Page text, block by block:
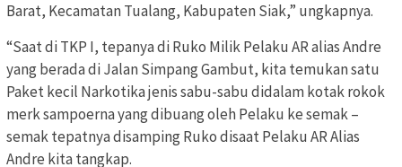
Barat, Kecamatan Tualang, Kabupaten Siak,” ungkapnya.
“Saat di TKP I, tepanya di Ruko Milik Pelaku AR alias Andre
yang berada di Jalan Simpang Gambut, kita temukan satu
Paket kecil Narkotika jenis sabu-sabu didalam kotak rokok
merk sampoerna yang dibuang oleh Pelaku ke semak –
semak tepatnya disamping Ruko disaat Pelaku AR Alias
Andre kita tangkap.